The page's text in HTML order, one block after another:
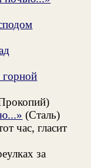
(Сталь)
час, гласит
за